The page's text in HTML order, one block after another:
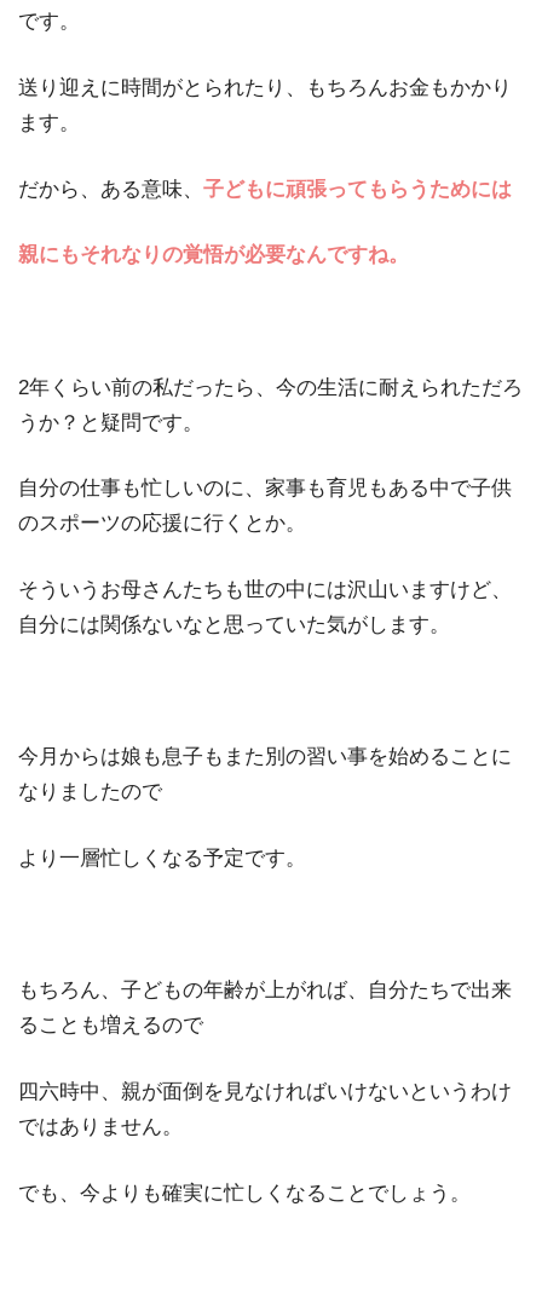
です。
送り迎えに時間がとられたり、もちろんお金もかかり
ます。
だから、ある意味、 子どもに頑張ってもらうためには
親にもそれなりの覚悟が必要なんですね。
2年くらい前の私だったら、今の生活に耐えられただろ
うか？と疑問です。
自分の仕事も忙しいのに、家事も育児もある中で子供
のスポーツの応援に行くとか。
そういうお母さんたちも世の中には沢山いますけど、
自分には関係ないなと思っていた気がします。
今月からは娘も息子もまた別の習い事を始めることに
なりましたので
より一層忙しくなる予定です。
もちろん、子どもの年齢が上がれば、自分たちで出来
ることも増えるので
四六時中、親が面倒を見なければいけないというわけ
ではありません。
でも、今よりも確実に忙しくなることでしょう。